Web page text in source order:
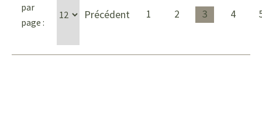
par
page :
Précédent 1 2 3 4